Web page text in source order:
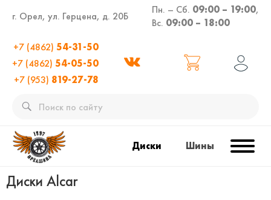
г. Орел, ул. Герцена, д. 20Б
Пн. – Сб. 09:00 – 19:00,
Вс. 09:00 – 18:00
+7 (4862) 54-31-50
+7 (4862) 54-05-50
+7 (953) 819-27-78
Диски Шины
Диски Alcar